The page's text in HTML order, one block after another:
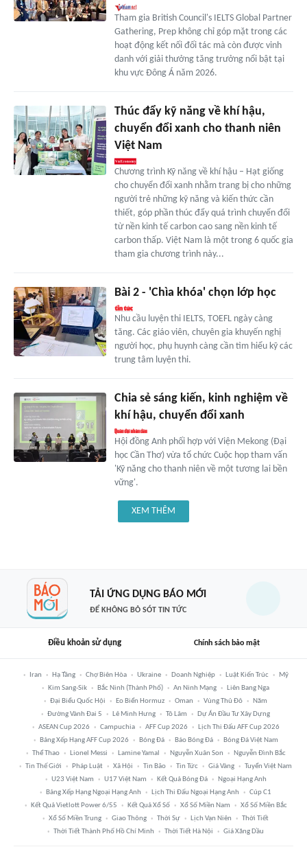
Tham gia British Council's IELTS Global Partner
Gathering, Prep không chỉ góp mặt trong các
hoạt động kết nối đối tác mà còn được vinh
danh với giải thưởng tăng trưởng nổi bật tại
khu vực Đông Á năm 2026.
Thúc đẩy kỹ năng về khí hậu,
chuyển đổi xanh cho thanh niên
Việt Nam
Chương trình Kỹ năng về khí hậu – Hạt giống
cho chuyển đổi xanh nhằm trang bị cho những
người trẻ những kỹ năng và kiến thức cần
thiết, góp phần thúc đẩy quá trình chuyển đổi
từ nền kinh tế carbon cao sang nền kinh tế
carbon thấp. Việt Nam là một trong 6 quốc gia
tham gia chương trình này...
Bài 2 - 'Chìa khóa' chọn lớp học
Nhu cầu luyện thi IELTS, TOEFL ngày càng
tăng. Các giáo viên, chuyên gia khuyến nghị
người học, phụ huynh càng cần tìm hiểu kỹ các
trung tâm luyện thi.
Chia sẻ sáng kiến, kinh nghiệm về
khí hậu, chuyển đổi xanh
Hội đồng Anh phối hợp với Viện Mekong (Đại
học Cần Thơ) vừa tổ chức Cuộc họp tham vấn
'Kỹ năng cho thanh niên về một tương lai bền
vững'.
XEM THÊM
TẢI ỨNG DỤNG BÁO MỚI
ĐỂ KHÔNG BỎ SÓT TIN TỨC
Điều khoản sử dụng Chính sách bảo mật
Iran Hạ Tầng Chợ Biên Hòa Ukraine Doanh Nghiệp Luật Kiến Trúc
Mỹ
Kim Sang-Sik
Bắc Ninh (thành Phố) An Ninh Mạng
Liên Bang Nga
Đại Biểu Quốc Hội
Eo Biển Hormuz Oman Vùng Thủ Đô
Năm
Đường Vành Đai 5
Lê Minh Hưng Tô Lâm
Dự Án Đầu Tư Xây Dựng
ASEAN Cup 2026
Campuchia AFF Cup 2026
Lịch Thi Đấu AFF Cup 2026
Bảng Xếp Hạng AFF Cup 2026
Bóng Đá Báo Bóng Đá
Bóng Đá Việt Nam
Thể Thao
Lionel Messi Lamine Yamal Nguyễn Xuân Son
Nguyễn Đình Bắc
Tin Thế Giới
Pháp Luật Xã Hội Tin Bão Tin Tức Giá Vàng
Tuyển Việt Nam
U23 Việt Nam
U17 Việt Nam Kết Quả Bóng Đá
Ngoại Hạng Anh
Bảng Xếp Hạng Ngoại Hạng Anh
Lịch Thi Đấu Ngoại Hạng Anh
Cúp C1
Kết Quả Vietlott Power 6/55
Kết Quả Xổ Số Xổ Số Miền Nam
Xổ Số Miền Bắc
Xổ Số Miền Trung
Giao Thông Thời Sự Lịch Vạn Niên
Thời Tiết
Thời Tiết Thành Phố Hồ Chí Minh
Thời Tiết Hà Nội Giá Xăng Dầu